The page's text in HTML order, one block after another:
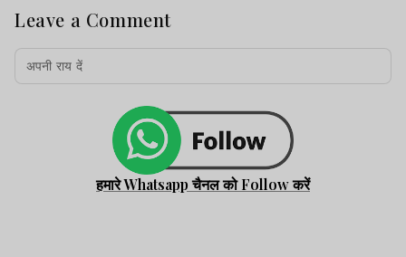
Leave a Comment
हमारे Whatsapp चैनल को Follow करें